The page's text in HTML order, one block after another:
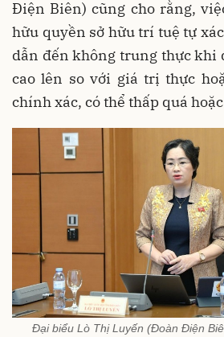
Điện Biên) cũng cho rằng,
hữu quyền sở hữu trí tuệ tự
dẫn đến không trung thực khi
cao lên so với giá trị thực
chính xác, có thể thấp quá
Đại biểu Lò Thị Luyến (Đoàn Điện